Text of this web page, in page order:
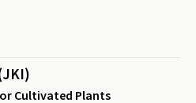
Cultivated Plants